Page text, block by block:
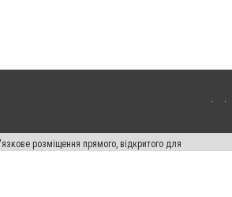
розміщення прямого, відкритого для